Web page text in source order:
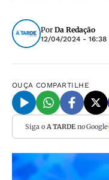
Por Da Redação
12/04/2024 - 16:38
OUÇA COMPARTILHE
Siga o A TARDEno Google